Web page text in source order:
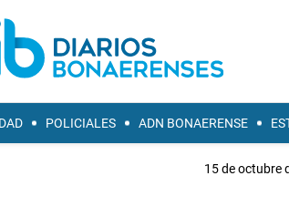
POLICIALES ADN BONAERENSE
15 de octubre